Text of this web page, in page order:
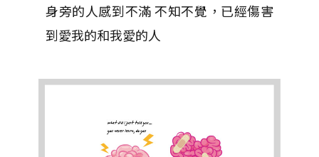
身旁的人感到不滿 不知不覺，已經傷害
到愛我的和我愛的人